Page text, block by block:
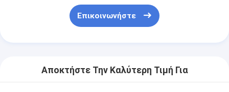
Επικοινωνήστε
Αποκτήστε Την Καλύτερη Τιμή Για